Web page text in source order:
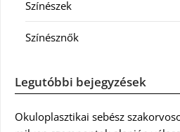
Színészek
Színésznők
Legutóbbi bejegyzések
Okuloplasztikai sebész